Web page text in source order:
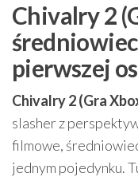
Chivalry 2
pierwszej
Chivalry 2 (Gra
slasher z
filmowe,
jednym pojedynku.